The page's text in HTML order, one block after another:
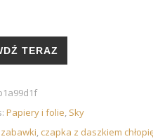
TERAZ
Papiery i folie, Sky
, czapka z daszkiem